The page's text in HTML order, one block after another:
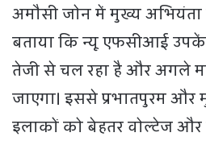
अमौसी जोन में मुख्य
बताया कि न्यू एफसीआई
तेजी से चल रहा है और अगले
जाएगा। इससे प्रभातपुरम
इलाकों को बेहतर वोल्टेज और